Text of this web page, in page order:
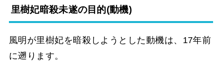
里樹妃暗殺未遂の目的(動機)
風明が里樹妃を暗殺しようとした動機は、17年前
に遡ります。